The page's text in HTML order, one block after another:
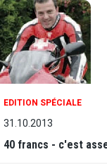
EDITION SPÉCIALE
31.10.2013
40 francs - c'est